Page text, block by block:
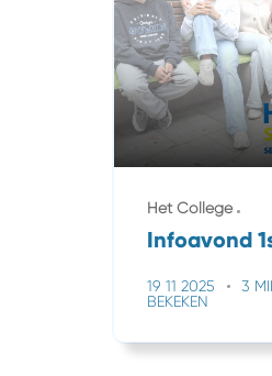
Het College
Infoavond
19 11 2025 3
BEKEKEN